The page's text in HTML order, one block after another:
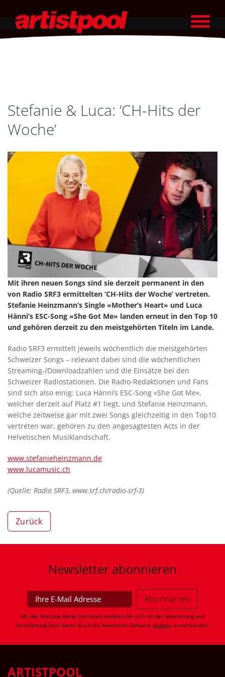
Stefanie & Luca: ‘CH-Hits der
Woche’
Mit ihren neuen Songs sind sie derzeit permanent in den
von Radio SRF3 ermittelten ‘CH-Hits der Woche’ vertreten.
Stefanie Heinzmann’s Single «Mother’s Heart» und Luca
Hänni’s ESC-Song «She Got Me» landen erneut in den Top 10
und gehören derzeit zu den meistgehörten Titeln im Lande.
Radio SRF3 ermittelt jeweils wöchentlich die meistgehörten
Schweizer Songs – relevant dabei sind die wöchentlichen
Streaming-/Downloadzahlen und die Einsätze bei den
Schweizer Radiostationen. Die Radio-Redaktionen und Fans
sind sich also einig: Luca Hänni’s ESC-Song «She Got Me»,
welcher derzeit auf Platz #1 liegt, und Stefanie Heinzmann,
welche zeitweise gar mit zwei Songs gleichzeitig in den Top10
vertreten war, gehören zu den angesagtesten Acts in der
Helvetischen Musiklandschaft.
www.stefanieheinzmann.de
www.lucamusic.ch
(Quelle: Radio SRF3, www.srf.ch/radio-srf-3)
Zurück
Newsletter abonnieren
Mit der Nutzung dieses Formulars erklären Sie sich mit der Speicherung und
Verarbeitung Ihrer Daten durch die Newsletter-Software dodeley einverstanden.
ARTISTPOOL